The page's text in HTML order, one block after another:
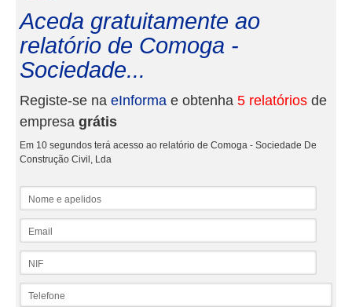
Aceda gratuitamente ao
relatório de Comoga -
Sociedade...
Registe-se na eInforma e obtenha 5 relatórios de
empresa grátis
Em 10 segundos terá acesso ao relatório de Comoga - Sociedade De
Construção Civil, Lda